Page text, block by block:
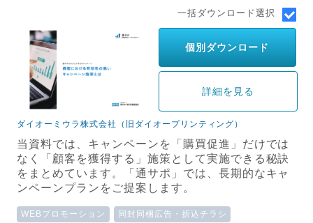
一括ダウンロード選択
個別ダウンロード
詳細を見る
ダイオーミウラ株式会社（旧ダイオープリンティング）
当資料では、キャンペーンを「購買促進」だけでは
なく「顧客を獲得する」施策として実施できる秘訣
をまとめています。「通サポ」では、長期的なキャ
ンペーンプランをご提案します。
WEBプロモーション 同封同梱広告・折込チラシ